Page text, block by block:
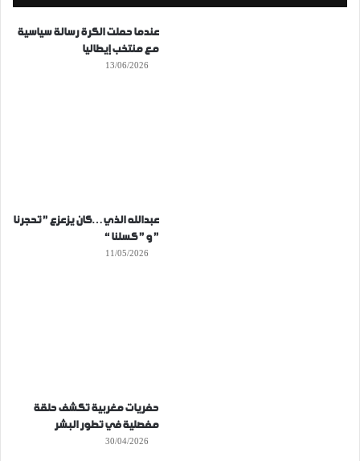
عندما حملت الكرة رسالة سياسية
مع منتخب إيطاليا
13/06/2026
عبدالله الذي…كان يزعزع ” تحجرنا
” و ” كسلنا “
11/05/2026
حفريات مغربية تكشف حلقة
مفصلية في تطور البشر
30/04/2026